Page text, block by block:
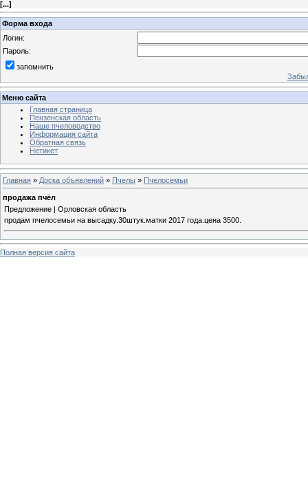
[...]
Форма входа
Логин:
Пароль:
запомнить
Меню сайта
Главная страница
Пензенская область
Наше пчеловодство
Информация сайта
Обратная связь
Нетикет
Главная » Доска объявлений » Пчелы » Пчелосемьи
продажа пчёл
Предложение | Орловская область
продам пчелосемьи на высадку.30штук.матки 2017 года.цена 3500.
Полная версия сайта